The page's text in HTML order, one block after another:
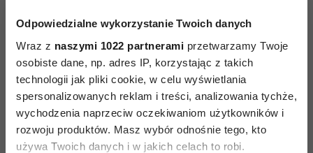
Odpowiedzialne wykorzystanie Twoich danych
Wraz z naszymi 1022 partnerami przetwarzamy Twoje
osobiste dane, np. adres IP, korzystając z takich
technologii jak pliki cookie, w celu wyświetlania
spersonalizowanych reklam i treści, analizowania tychże,
wychodzenia naprzeciw oczekiwaniom użytkowników i
rozwoju produktów. Masz wybór odnośnie tego, kto
używa Twoich danych i w jakich celach to robi.